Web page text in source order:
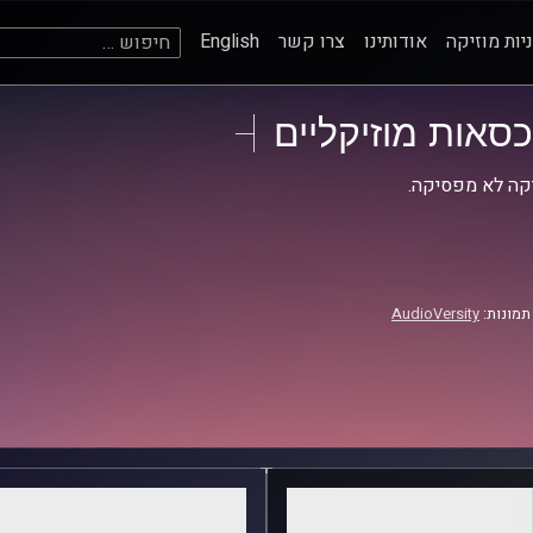
מוזיקה אודותינו צרו קשר English חיפוש:
כסאות מוזיקליים
לא מפסיקה.
AudioVersity